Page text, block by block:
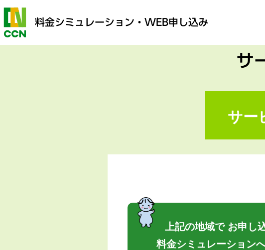
料金シミュレーション ・WEB申し込み
サ
サー
上記の地域で お申し
料金シミュレーション